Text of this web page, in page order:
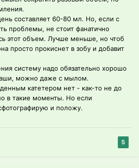
составляет 60-80 мл. Но, если с
проблемы, не стоит фанатично
этот объем. Лучше меньше, но чтоб
просто прокиснет в зобу и добавит
систему надо обязательно хорошо
можно даже с мылом.
катетером нет - как-то не до
в такие моменты. Но если
и положу.
5